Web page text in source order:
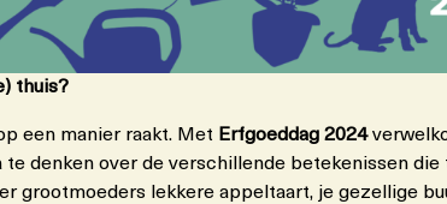
thuis?
een manier raakt. Met Erfgoeddag 2024
denken over de verschillende betekenissen
grootmoeders lekkere appeltaart, je gezellige